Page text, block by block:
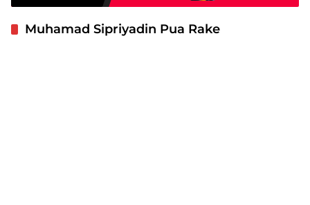
Kunyit Jadi Produk Bernilai Ekonomi
Muhamad Sipriyadin Pua Rake